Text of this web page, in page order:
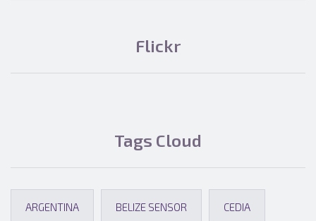
Flickr
Tags Cloud
ARGENTINA BELIZE SENSOR CEDIA